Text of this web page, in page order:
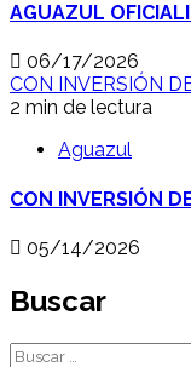
AGUAZUL
06/17/2026
CON INVERSIÓN
2 min de lectura
Aguazul
CON INVERSIÓN
05/14/2026
Buscar
Buscar: